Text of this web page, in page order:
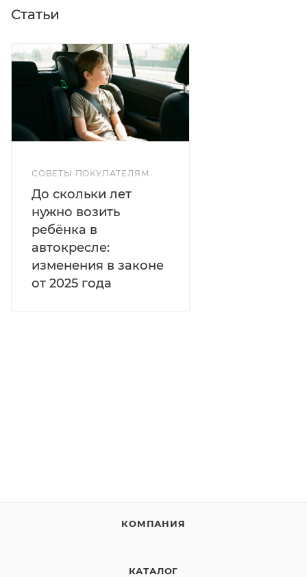
Статьи
СОВЕТЫ ПОКУПАТЕЛЯМ
До скольки лет
нужно возить
ребёнка в
автокресле:
изменения в законе
от 2025 года
КОМПАНИЯ
КАТАЛОГ